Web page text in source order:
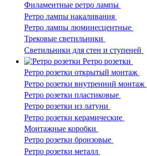
Филаментные ретро лампы
Ретро лампы накаливания
Ретро лампы люминесцентные
Трековые светильники
Светильники для стен и ступеней
Ретро розетки
Ретро розетки открытый монтаж
Ретро розетки внутренний монтаж
Ретро розетки пластиковые
Ретро розетки из латуни
Ретро розетки керамические
Монтажные коробки
Ретро розетки бронзовые
Ретро розетки металл